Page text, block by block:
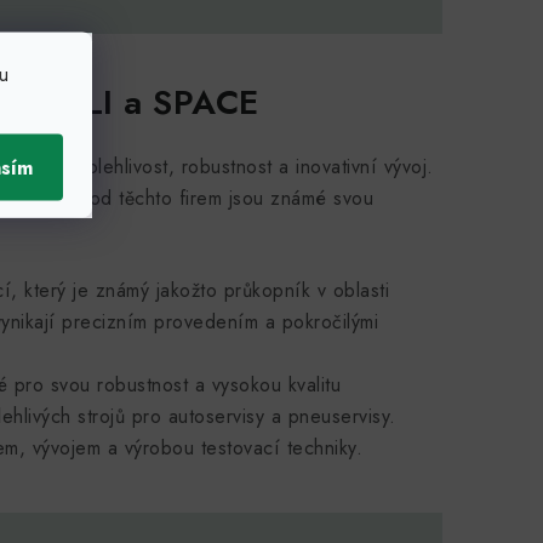
a SPACE
spolehlivost, robustnost a inovativní vývoj.
od těchto firem jsou známé svou
který je známý jakožto průkopník v oblasti
precizním provedením a pokročilými
svou robustnost a vysokou kvalitu
strojů pro autoservisy a pneuservisy.
vývojem a výrobou testovací techniky.